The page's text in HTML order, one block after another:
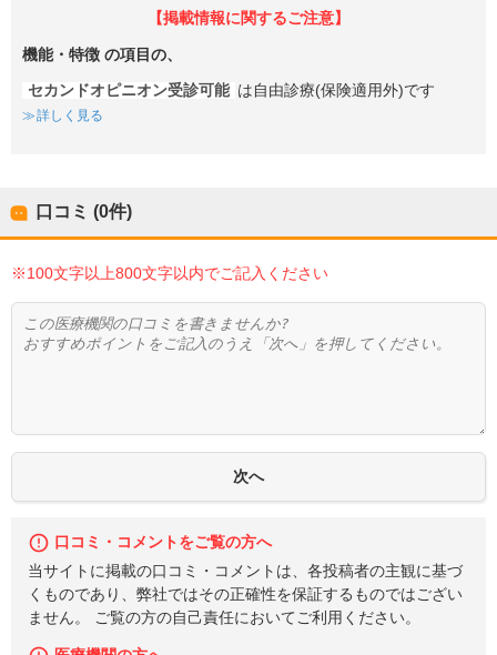
【掲載情報に関するご注意】
機能・特徴 の項目の、
セカンドオピニオン受診可能 は自由診療(保険適用外)です
詳しく見る
口コミ (0件)
※100文字以上800文字以内でご記入ください
口コミ・コメントをご覧の方へ
当サイトに掲載の口コミ・コメントは、各投稿者の主観に基づ
くものであり、弊社ではその正確性を保証するものではござい
ません。 ご覧の方の自己責任においてご利用ください。